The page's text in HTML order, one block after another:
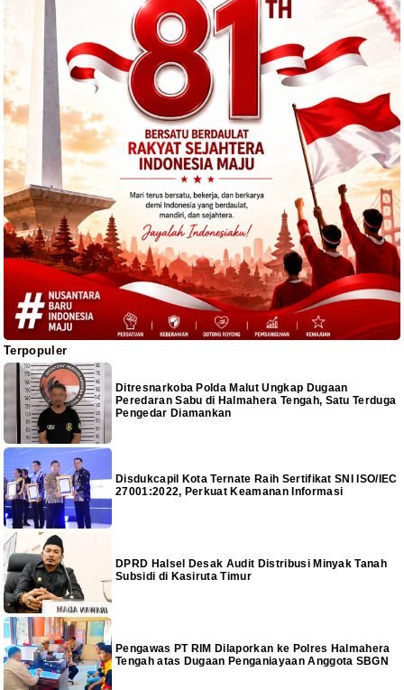
Terpopuler
Ditresnarkoba Polda Malut Ungkap Dugaan
Peredaran Sabu di Halmahera Tengah, Satu Terduga
Pengedar Diamankan
Disdukcapil Kota Ternate Raih Sertifikat SNI ISO/IEC
27001:2022, Perkuat Keamanan Informasi
DPRD Halsel Desak Audit Distribusi Minyak Tanah
Subsidi di Kasiruta Timur
Pengawas PT RIM Dilaporkan ke Polres Halmahera
Tengah atas Dugaan Penganiayaan Anggota SBGN